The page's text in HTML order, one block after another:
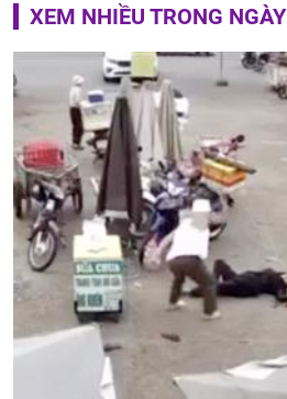
XEM NHIỀU TRONG NGÀY